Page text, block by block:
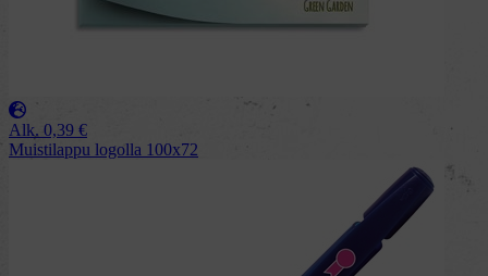
Alk. 0,39 €
Muistilappu logolla 100x72